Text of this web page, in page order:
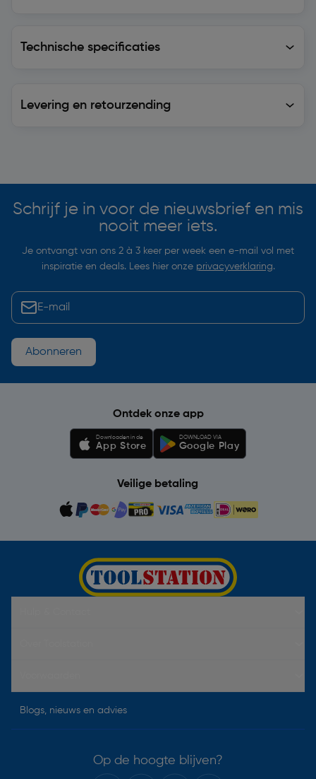
Technische specificaties
Levering en retourzending
Schrijf je in voor de nieuwsbrief en mis
nooit meer iets.
Je ontvangt van ons 2 à 3 keer per week een e-mail vol met
inspiratie en deals. Lees hier onze privacyverklaring.
Abonneren
Ontdek onze app
Downloaden in de
App Store
DOWNLOAD VIA
Google Play
Veilige betaling
Blogs, nieuws en advies
Op de hoogte blijven?